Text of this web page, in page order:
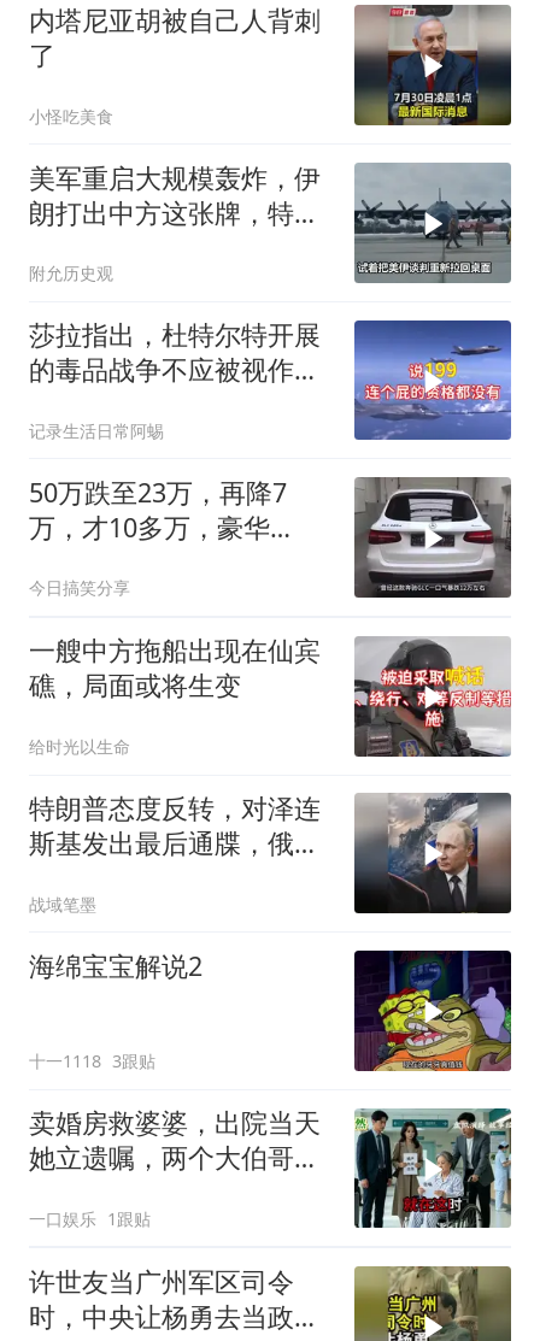
内塔尼亚胡被自己人背刺
了
小怪吃美食
美军重启大规模轰炸，伊
朗打出中方这张牌，特朗
附允历史观
莎拉指出，杜特尔特开展
的毒品战争不应被视作反
波扩大
记录生活日常阿蜴
50万跌至23万，再降7
万，才10多万，豪华
今日搞笑分享
一艘中方拖船出现在仙宾
礁，局面或将生变
给时光以生命
特朗普态度反转，对泽连
斯基发出最后通牒，俄乌
战域笔墨
海绵宝宝解说2
十一1118 3跟贴
卖婚房救婆婆，出院当天
她立遗嘱，两个大伯哥傻
一口娱乐 1跟贴
许世友当广州军区司令
时，中央让杨勇去当政